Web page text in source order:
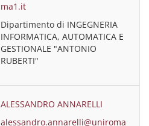
ma1.it
Dipartimento di INGEGNERIA
INFORMATICA, AUTOMATICA E
GESTIONALE "ANTONIO
RUBERTI"
ALESSANDRO ANNARELLI
alessandro.annarelli@uniroma